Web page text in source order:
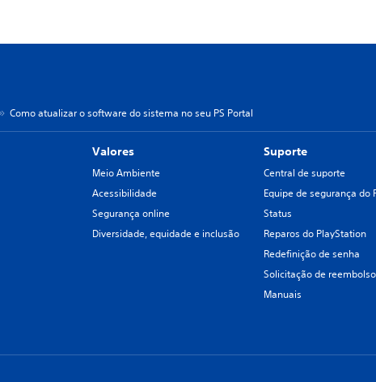
Como atualizar o software do sistema no seu PS Portal
Valores
Meio Ambiente
Acessibilidade
Segurança online
Diversidade, equidade e inclusão
Suporte
Central de suporte
Equipe de segurança do
Status
Reparos do PlayStation
Redefinição de senha
Solicitação de reembolso
Manuais